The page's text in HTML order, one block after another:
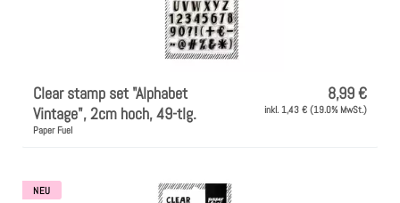
Siegelwachs /Papierschöpfen
Zubehör
Clear stamp set "Alphabet
Vintage", 2cm hoch, 49-tlg.
Paper Fuel
8,99 €
inkl. 1,43 € (19.0% MwSt.)
NEU